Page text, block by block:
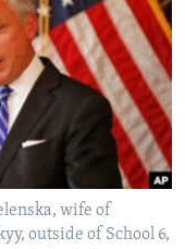
wife of
outside of School 6,